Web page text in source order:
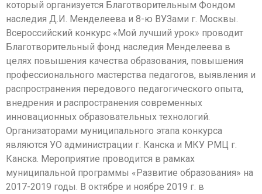
который организуется Благотворительным Фондом
наследия Д.И. Менделеева и 8-ю ВУЗами г. Москвы.
Всероссийский конкурс «Мой лучший урок» проводит
Благотворительный фонд наследия Менделеева в
целях повышения качества образования, повышения
профессионального мастерства педагогов, выявления и
распространения передового педагогического опыта,
внедрения и распространения современных
инновационных образовательных технологий.
Организаторами муниципального этапа конкурса
являются УО администрации г. Канска и МКУ РМЦ г.
Канска. Мероприятие проводится в рамках
муниципальной программы «Развитие образования» на
2017-2019 годы. В октябре и ноябре 2019 г. в